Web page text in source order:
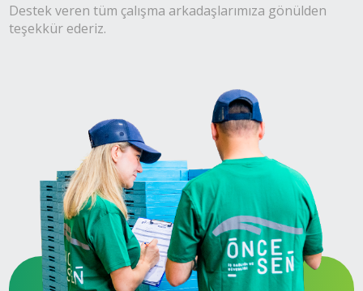
Destek veren tüm çalışma arkadaşlarımıza gönülden
teşekkür ederiz.